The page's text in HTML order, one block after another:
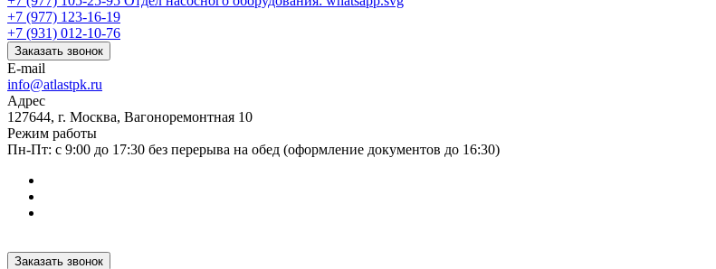
+7 (977) 123-16-19
+7 (931) 012-10-76
Заказать звонок
E-mail
info@atlastpk.ru
Адрес
127644, г. Москва, Вагоноремонтная 10
Режим работы
Пн-Пт: с 9:00 до 17:30 без перерыва на обед (оформление документов до 16:30)
Заказать звонок